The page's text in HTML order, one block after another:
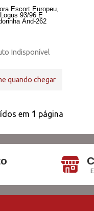
Escort Europeu,
93/96 E
And-262
Indisponível
quando chegar
em 1 página